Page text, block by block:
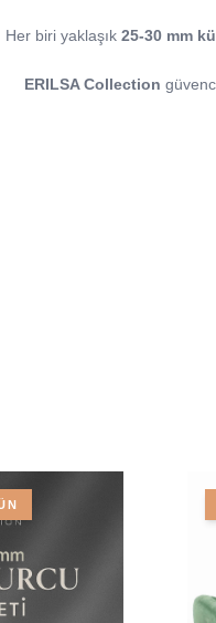
Her biri yaklaşık 25-30 mm
ERILSA Collection